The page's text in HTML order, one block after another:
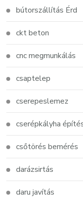
bútorszállítás Érd
ckt beton
cnc megmunkálás
csaptelep
cserepeslemez
cserépkályha
csőtörés bemérés
darázsirtás
daru javítás